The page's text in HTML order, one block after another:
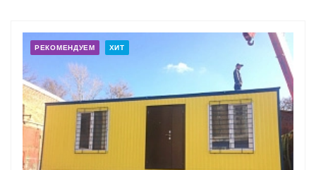
РЕКОМЕНДУЕМ ХИТ